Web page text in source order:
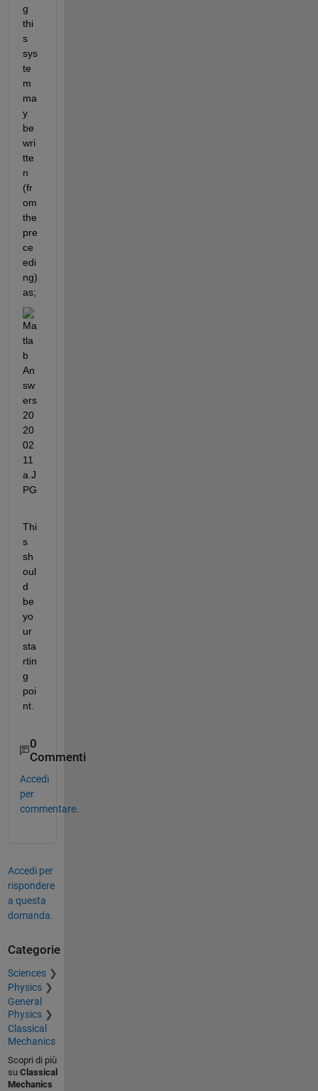
g
thi
s
sys
te
m
ma
y
be
wri
tte
n
(fr
om
the
pre
ce
edi
ng)
as;
Thi
s
sh
oul
d
be
yo
ur
sta
rtin
g
poi
nt.
0
Commenti
Accedi
per
commentare.
Accedi per
rispondere
a questa
domanda.
Categorie
Sciences
Physics
General
Physics
Classical
Mechanics
Scopri di più
su Classical
Mechanics